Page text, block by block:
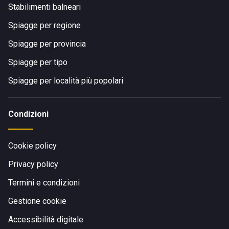
Stabilimenti balneari
Spiagge per regione
Spiagge per provincia
Spiagge per tipo
Spiagge per località più popolari
Condizioni
Cookie policy
Privacy policy
Termini e condizioni
Gestione cookie
Accessibilità digitale